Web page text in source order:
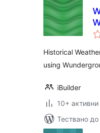
Historical
using
iBuilder
10+
Тествано